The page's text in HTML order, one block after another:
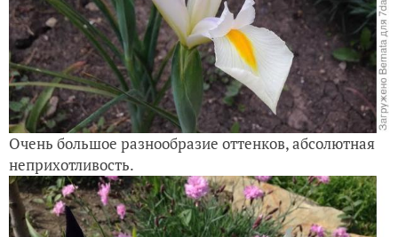
Очень большое разнообразие оттенков, абсолютная
неприхотливость.